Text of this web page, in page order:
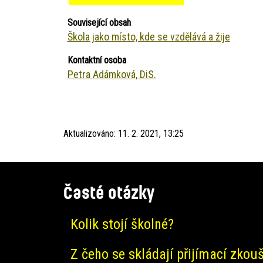
Související obsah
Škola jako místo, kde se vzdělává a žije
Kontaktní osoba
Petra Adámková, DiS.
Aktualizováno: 11. 2. 2021, 13:25
Časté otázky
Kolik stojí školné?
Z čeho se skládají přijímací